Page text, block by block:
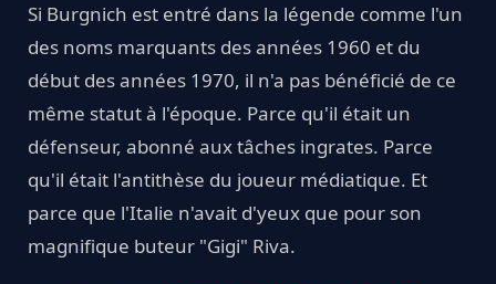
Si Burgnich est entré dans la légende comme l'un
des noms marquants des années 1960 et du
début des années 1970, il n'a pas bénéficié de ce
même statut à l'époque. Parce qu'il était un
défenseur, abonné aux tâches ingrates. Parce
qu'il était l'antithèse du joueur médiatique. Et
parce que l'Italie n'avait d'yeux que pour son
magnifique buteur "Gigi" Riva.